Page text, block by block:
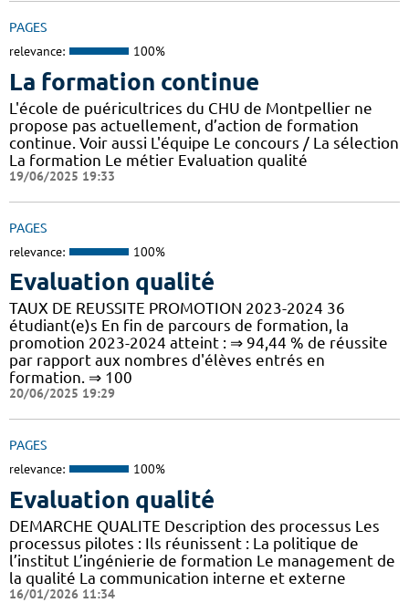
PAGES
relevance: 100%
La formation continue
L'école de puéricultrices du CHU de Montpellier ne
propose pas actuellement, d’action de formation
continue. Voir aussi L'équipe Le concours / La sélection
La formation Le métier Evaluation qualité
19/06/2025 19:33
PAGES
relevance: 100%
Evaluation qualité
TAUX DE REUSSITE PROMOTION 2023-2024 36
étudiant(e)s En fin de parcours de formation, la
promotion 2023-2024 atteint : ⇒ 94,44 % de réussite
par rapport aux nombres d'élèves entrés en
formation. ⇒ 100
20/06/2025 19:29
PAGES
relevance: 100%
Evaluation qualité
DEMARCHE QUALITE Description des processus Les
processus pilotes : Ils réunissent : La politique de
l’institut L’ingénierie de formation Le management de
la qualité La communication interne et externe
16/01/2026 11:34